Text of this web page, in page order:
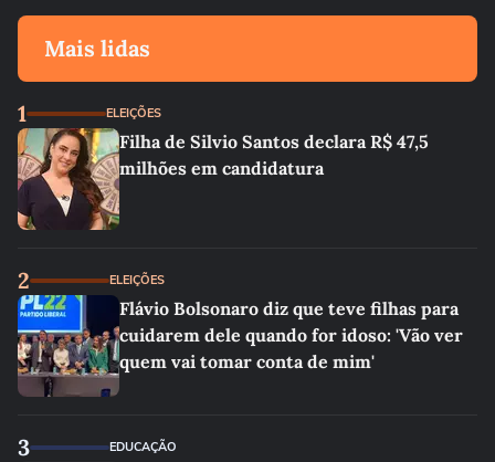
Mais lidas
1 ELEIÇÕES
Filha de Silvio Santos declara R$ 47,5
milhões em candidatura
2 ELEIÇÕES
Flávio Bolsonaro diz que teve filhas para
cuidarem dele quando for idoso: 'Vão ver
quem vai tomar conta de mim'
3 EDUCAÇÃO